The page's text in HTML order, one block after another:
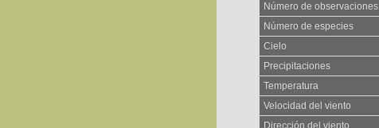
Número de observaciones
Número de especies
Cielo
Precipitaciones
Temperatura
Velocidad del viento
Dirección del viento